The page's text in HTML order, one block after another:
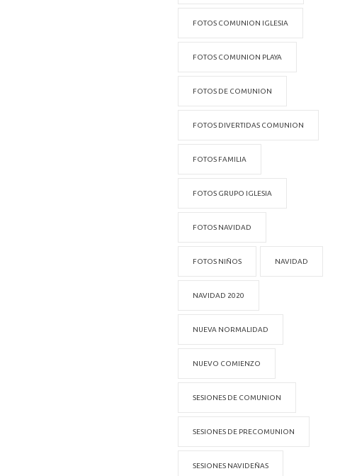
FOTOS COMUNION IGLESIA
FOTOS COMUNION PLAYA
FOTOS DE COMUNION
FOTOS DIVERTIDAS COMUNION
FOTOS FAMILIA
FOTOS GRUPO IGLESIA
FOTOS NAVIDAD
FOTOS NIÑOS NAVIDAD
NAVIDAD 2020
NUEVA NORMALIDAD
NUEVO COMIENZO
SESIONES DE COMUNION
SESIONES DE PRECOMUNION
SESIONES NAVIDEÑAS